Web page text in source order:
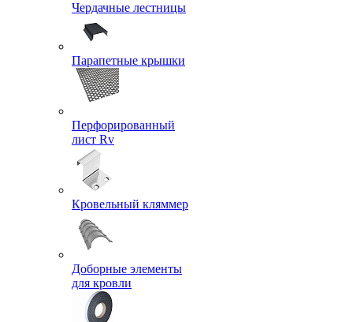
Чердачные лестницы
Парапетные крышки
Перфорированный
лист Rv
Кровельный кляммер
Доборные элементы
для кровли